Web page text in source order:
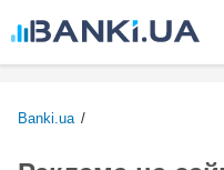
Banki.ua /